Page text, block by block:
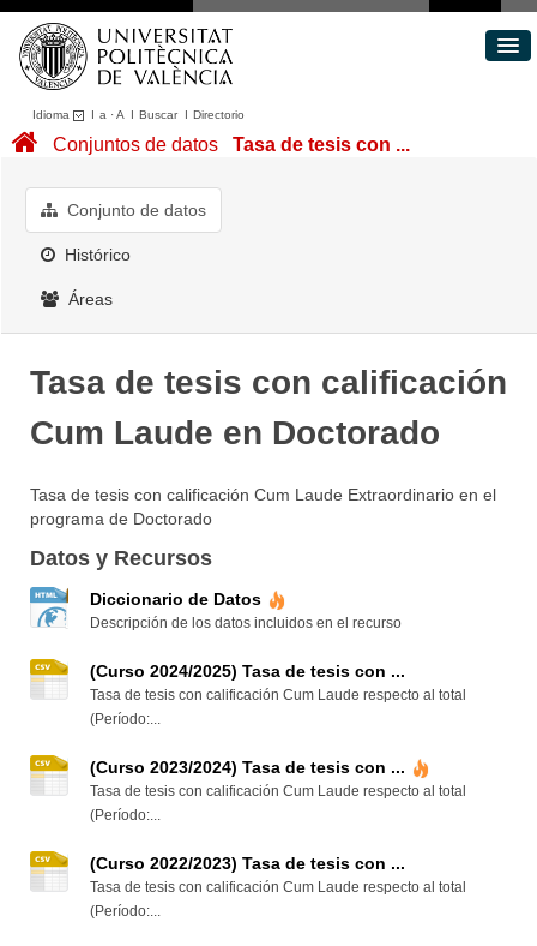
Idioma I a ·A I BuscarI Directorio
Conjuntos de datos
Acerca de
Conjuntos de datos Tasa de tesis con ...
Conjunto de datos
Histórico
Áreas
Tasa de tesis con calificación
Cum Laude en Doctorado
Tasa de tesis con calificación Cum Laude Extraordinario en el
programa de Doctorado
Datos y Recursos
Diccionario de Datos
Descripción de los datos incluidos en el recurso
(Curso 2024/2025) Tasa de tesis con ...
Tasa de tesis con calificación Cum Laude respecto al total
(Período:...
(Curso 2023/2024) Tasa de tesis con ...
Tasa de tesis con calificación Cum Laude respecto al total
(Período:...
(Curso 2022/2023) Tasa de tesis con ...
Tasa de tesis con calificación Cum Laude respecto al total
(Período:...